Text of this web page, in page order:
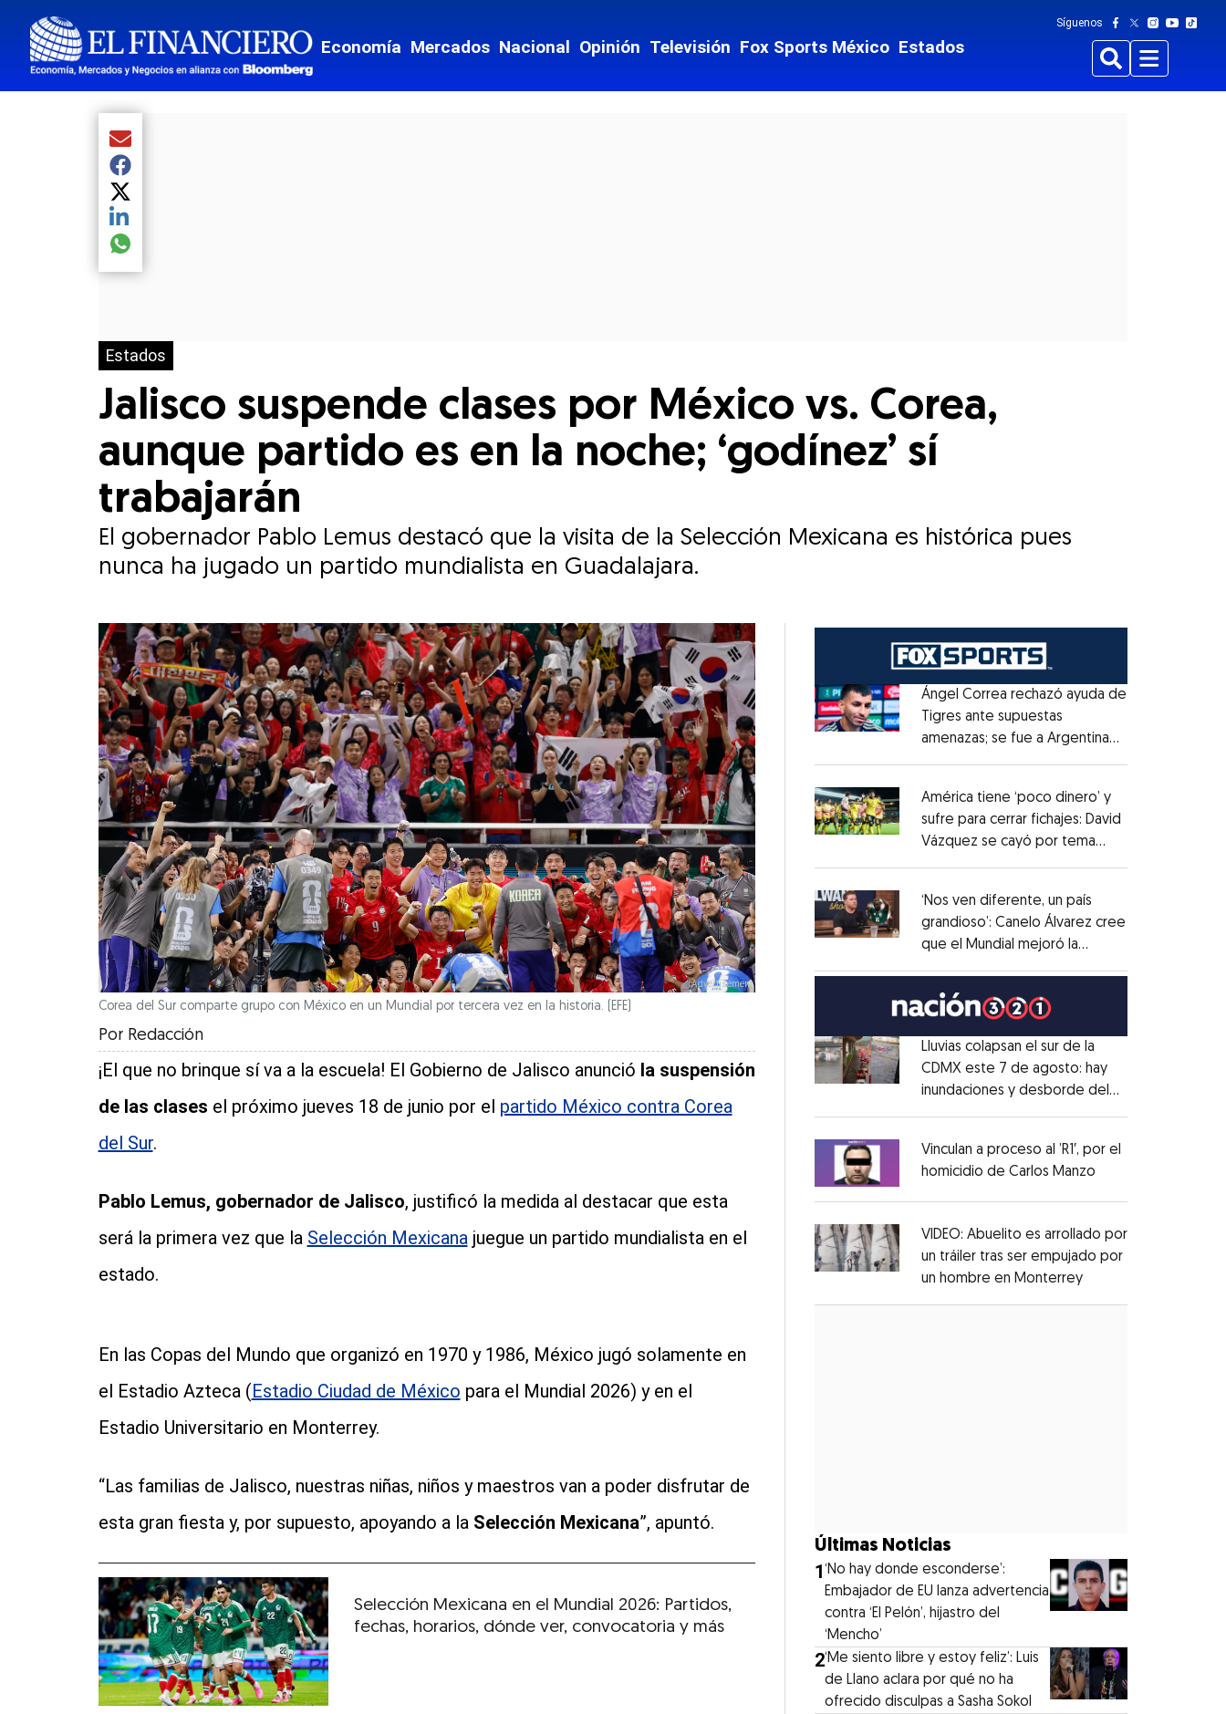
Economía Mercados Nacional Opinión Televisión Fox Sports México Estados
Síguenos
BuscarMenu
Estados
Jalisco suspende clases por México vs. Corea,
aunque partido es en la noche; ‘godínez’ sí
trabajarán
El gobernador Pablo Lemus destacó que la visita de la Selección Mexicana es histórica pues
nunca ha jugado un partido mundialista en Guadalajara.
Compartir el artículo actual mediante Email
Compartir el artículo actual mediante Facebook
Compartir el artículo actual mediante Twitter
Compartir el artículo actual mediante LinkedIn
Compartir el artículo actual mediante global.social-whatsapp
Corea del Sur comparte grupo con México en un Mundial por tercera vez en la historia. (EFE)
Por Redacción
¡El que no brinque sí va a la escuela! El Gobierno de Jalisco anunció la suspensión
de las clases el próximo jueves 18 de junio por el partido México contra Corea
del Sur.
Pablo Lemus, gobernador de Jalisco, justificó la medida al destacar que esta
será la primera vez que la Selección Mexicanajuegue un partido mundialista en el
estado.
En las Copas del Mundo que organizó en 1970 y 1986, México jugó solamente en
el Estadio Azteca (Estadio Ciudad de México para el Mundial 2026) y en el
Estadio Universitario en Monterrey.
“Las familias de Jalisco, nuestras niñas, niños y maestros van a poder disfrutar de
esta gran fiesta y, por supuesto, apoyando a la Selección Mexicana”, apuntó.
Selección Mexicana en el Mundial 2026: Partidos,
fechas, horarios, dónde ver, convocatoria y más
Opens in new window
Ángel Correa rechazó ayuda de
Tigres ante supuestas
amenazas; se fue a Argentina
Opens in new window
América tiene ‘poco dinero’ y
sufre para cerrar fichajes: David
Vázquez se cayó por tema
Opens in new window
‘Nos ven diferente, un país
grandioso’: Canelo Álvarez cree
que el Mundial mejoró la
Opens in new window
Lluvias colapsan el sur de la
CDMX este 7 de agosto: hay
inundaciones y desborde del
Opens in new window
Vinculan a proceso al ’R1′, por el
homicidio de Carlos Manzo
Opens in new window
VIDEO: Abuelito es arrollado por
un tráiler tras ser empujado por
un hombre en MonterreyOpens in new
Últimas Noticias
1‘No hay donde esconderse’:
Embajador de EU lanza advertencia
contra ‘El Pelón’, hijastro del
‘Mencho’
2‘Me siento libre y estoy feliz’: Luis
de Llano aclara por qué no ha
ofrecido disculpas a Sasha Sokol